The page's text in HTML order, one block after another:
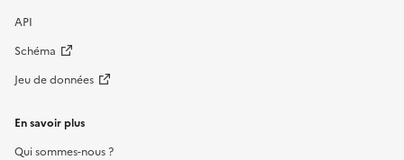
API
Schéma
Jeu de données
En savoir plus
Qui sommes-nous ?